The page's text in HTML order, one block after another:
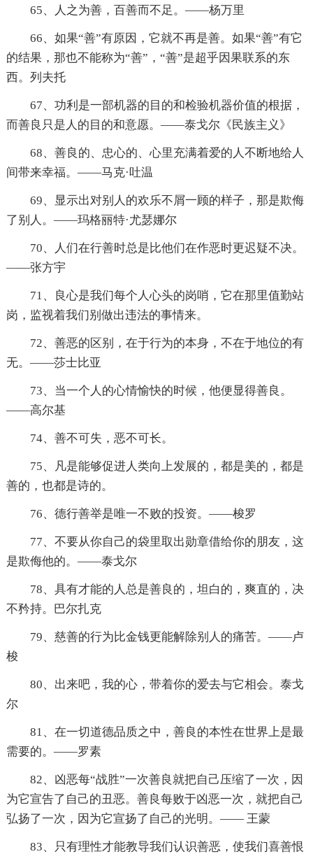
65、人之为善，百善而不足。——杨万里
66、如果“善”有原因，它就不再是善。如果“善”有它
的结果，那也不能称为“善”，“善”是超乎因果联系的东
西。列夫托
67、功利是一部机器的目的和检验机器价值的根据，
而善良只是人的目的和意愿。——泰戈尔《民族主义》
68、善良的、忠心的、心里充满着爱的人不断地给人
间带来幸福。——马克·吐温
69、显示出对别人的欢乐不屑一顾的样子，那是欺侮
了别人。——玛格丽特·尤瑟娜尔
70、人们在行善时总是比他们在作恶时更迟疑不决。
——张方宇
71、良心是我们每个人心头的岗哨，它在那里值勤站
岗，监视着我们别做出违法的事情来。
72、善恶的区别，在于行为的本身，不在于地位的有
无。——莎士比亚
73、当一个人的心情愉快的时候，他便显得善良。
——高尔基
74、善不可失，恶不可长。
75、凡是能够促进人类向上发展的，都是美的，都是
善的，也都是诗的。
76、德行善举是唯一不败的投资。——梭罗
77、不要从你自己的袋里取出勋章借给你的朋友，这
是欺侮他的。——泰戈尔
78、具有才能的人总是善良的，坦白的，爽直的，决
不矜持。巴尔扎克
79、慈善的行为比金钱更能解除别人的痛苦。——卢
梭
80、出来吧，我的心，带着你的爱去与它相会。泰戈
尔
81、在一切道德品质之中，善良的本性在世界上是最
需要的。——罗素
82、凶恶每“战胜”一次善良就把自己压缩了一次，因
为它宣告了自己的丑恶。善良每败于凶恶一次，就把自己
弘扬了一次，因为它宣扬了自己的光明。—— 王蒙
83、只有理性才能教导我们认识善恶，使我们喜善恨